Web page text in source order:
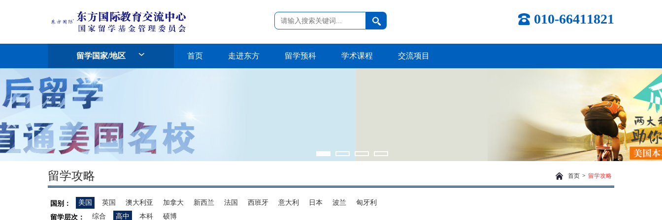
010-66411821
留学国家/地区 首页 走进东方 留学预科 学术课程 交流项目
留学攻略 首页 > 留学攻略
国别： 美国 英国 澳大利亚 加拿大 新西兰 法国 西班牙 意大利 日本 波兰
匈牙利
留学层次：
综合 高中 本科 硕博